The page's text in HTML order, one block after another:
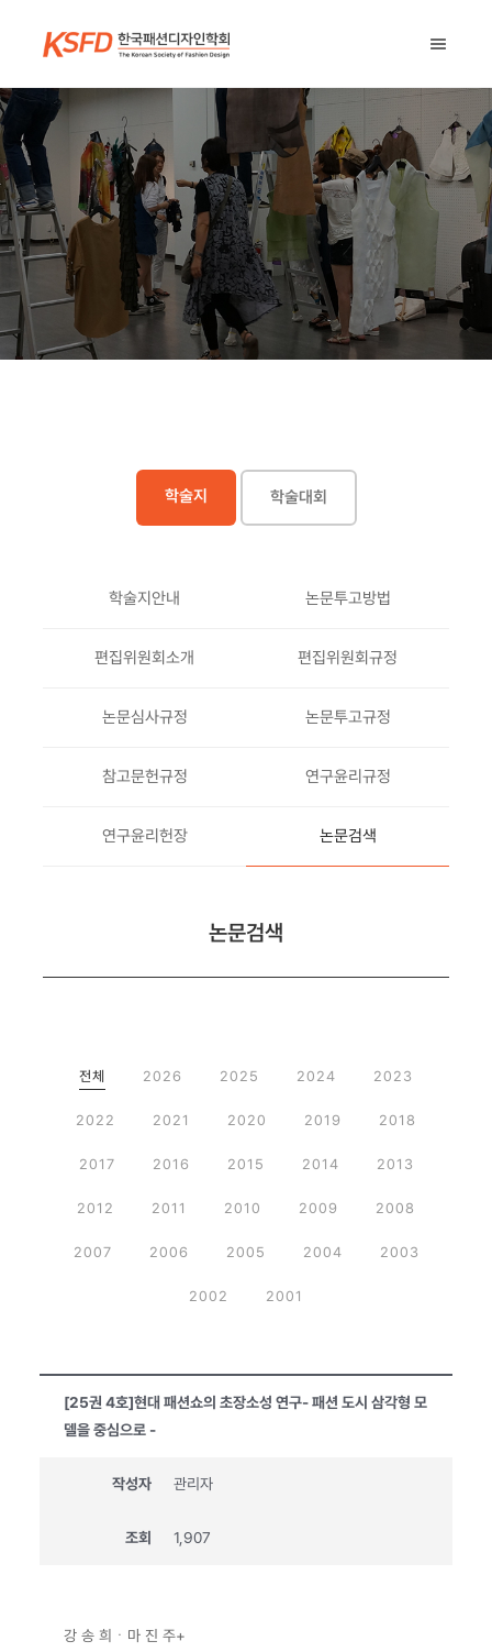
학술지 학술대회
학술지안내 논문투고방법
편집위원회소개 편집위원회규정
논문심사규정 논문투고규정
참고문헌규정 연구윤리규정
연구윤리헌장 논문검색
논문검색
전체 2026 2025 2024 2023
2022 2021 2020 2019 2018
2017 2016 2015 2014 2013
2012 2011 2010 2009 2008
2007 2006 2005 2004 2003
2002 2001
[25권 4호]현대 패션쇼의 초장소성 연구- 패션 도시 삼각형 모
델을 중심으로 -
작성자 관리자
조회 1,907
강 송 희ㆍ마 진 주+